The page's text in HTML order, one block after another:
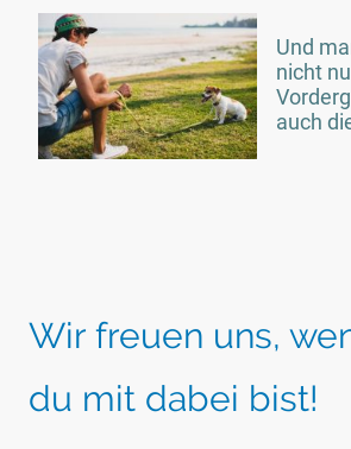
Und
nicht
auch
Wir freuen uns,
du mit dabei bist!